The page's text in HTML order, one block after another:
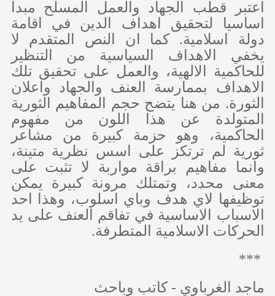
اعتبر قطب الجهاد والعمل المسلح مبدأ
اساسيا لتحقيق اهداف الدين في اقامة
دولة اسلامية. كما ان النص المتقدم لا
يخفي الاهداف السياسية من التنظير
للحاكمية الالهية، والعمل على تحقيق تلك
الاهداف بممارسة العنف والجهاد واعلان
الثورة. من هنا يتضح حجم المفاهيم الثورية
المتولدة عن هذا اللون من مفهوم
الحاكمية، وهو حزمة كبيرة من مشاعر
ثورية لم ترتكز على اسس نظرية متينة،
وانما مفاهيم براقة مواربة لا تثبت على
معنى محدد، وتمتلك مرونة كبيرة يمكن
توظيفها لاي هدف وباي اسلوب، وهذا احد
الاسباب الاساسية في تفاقم العنف على يد
الحركات الاسلامية المتطرفة.
***
ماجد الغرباوي -كاتب وباحث